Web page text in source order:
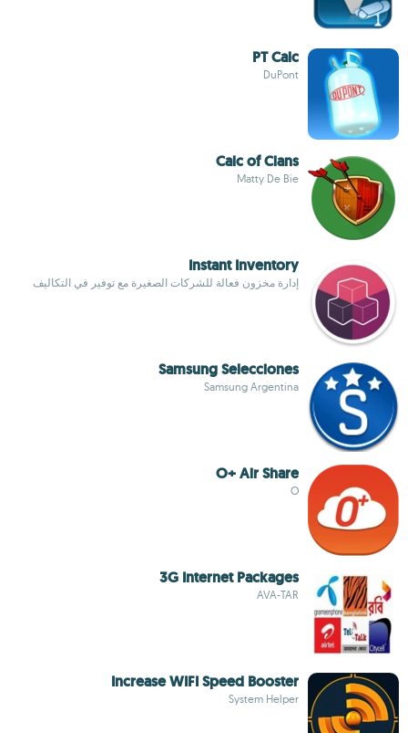
PT Calc
DuPont
Calc of Clans
Matty De Bie
Instant Inventory
إدارة مخزون فعالة للشركات الصغيرة مع توفير في التكاليف
Samsung Selecciones
Samsung Argentina
O+ Air Share
O
3G Internet Packages
AVA-TAR
Increase WIFI Speed Booster
System Helper